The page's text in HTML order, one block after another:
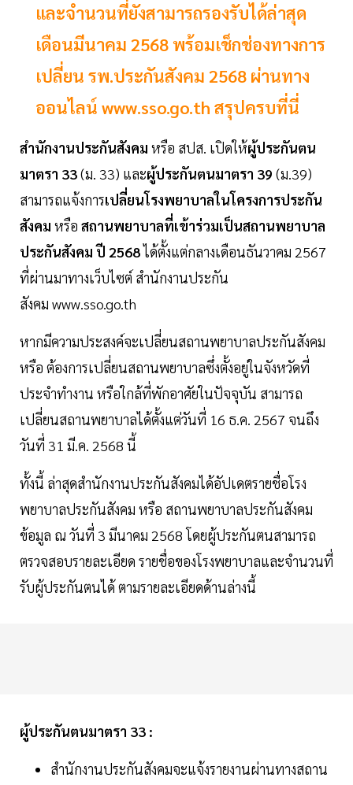
และจำนวนที่ยังสามารถรองรับได้ล่าสุด
เดือนมีนาคม 2568 พร้อมเช็กช่องทางการ
เปลี่ยน รพ.ประกันสังคม 2568 ผ่านทาง
ออนไลน์ www.sso.go.th สรุปครบที่นี่
สำนักงานประกันสังคม หรือ สปส. เปิดให้ผู้ประกันตน
มาตรา 33(ม. 33) และผู้ประกันตนมาตรา 39 (ม.39)
สามารถแจ้งการเปลี่ยนโรงพยาบาลในโครงการประกัน
สังคม หรือ สถานพยาบาลที่เข้าร่วมเป็นสถานพยาบาล
ประกันสังคม ปี 2568ได้ตั้งแต่กลางเดือนธันวาคม 2567
ที่ผ่านมาทางเว็บไซต์ สำนักงานประกัน
สังคม www.sso.go.th
หากมีความประสงค์จะเปลี่ยนสถานพยาบาลประกันสังคม
หรือ ต้องการเปลี่ยนสถานพยาบาลซึ่งตั้งอยู่ในจังหวัดที่
ประจำทำงาน หรือใกล้ที่พักอาศัยในปัจจุบัน สามารถ
เปลี่ยนสถานพยาบาลได้ตั้งแต่วันที่ 16 ธ.ค. 2567 จนถึง
วันที่ 31 มี.ค. 2568 นี้
ทั้งนี้ ล่าสุดสำนักงานประกันสังคมได้อัปเดตรายชื่อโรง
พยาบาลประกันสังคม หรือ สถานพยาบาลประกันสังคม
ข้อมูล ณ วันที่ 3 มีนาคม 2568 โดยผู้ประกันตนสามารถ
ตรวจสอบรายละเอียด รายชื่อของโรงพยาบาลและจำนวนที่
รับผู้ประกันตนได้ ตามรายละเอียดด้านล่างนี้
ผู้ประกันตนมาตรา 33 :
สำนักงานประกันสังคมจะแจ้งรายงานผ่านทางสถาน